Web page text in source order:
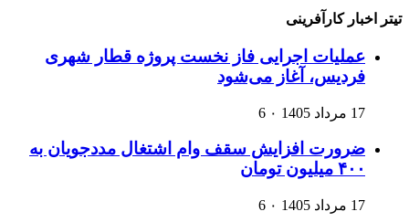
تیتر اخبار کارآفرینی
عملیات اجرایی فاز نخست پروژه قطار شهری
فردیس، آغاز می‌شود
17 مرداد 1405 ۰ 6
ضرورت افزایش سقف وام اشتغال مددجویان به
۴۰۰ میلیون تومان
17 مرداد 1405 ۰ 6